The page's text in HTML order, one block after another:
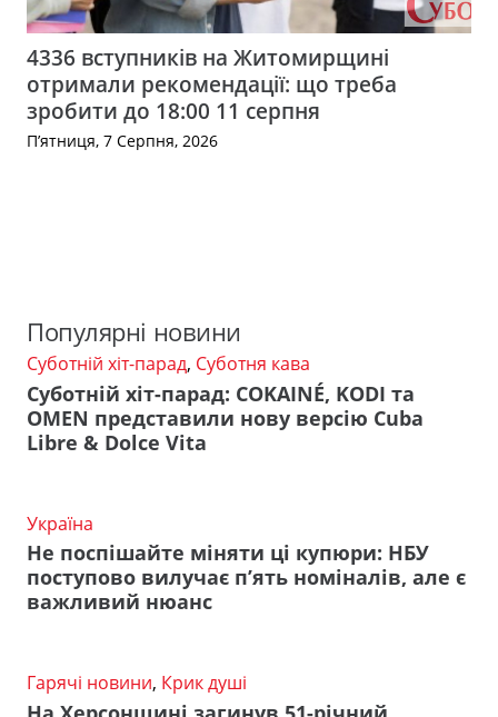
4336 вступників на Житомирщині
отримали рекомендації: що треба
зробити до 18:00 11 серпня
П’ятниця, 7 Серпня, 2026
Популярні новини
Суботній хіт-парад, Суботня кава
Суботній хіт-парад: COKAINÉ, KODI та
OMEN представили нову версію Cuba
Libre & Dolce Vita
Україна
Не поспішайте міняти ці купюри: НБУ
поступово вилучає п’ять номіналів, але є
важливий нюанс
Гарячі новини, Крик душі